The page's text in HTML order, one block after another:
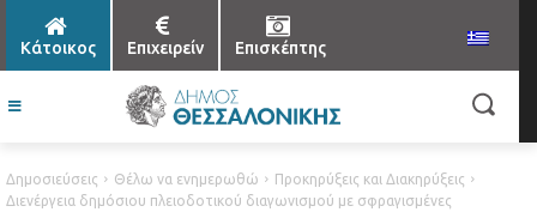
Κάτοικος Επιχειρείν Επισκέπτης
Δημοσιεύσεις Θέλω να ενημερωθώ
Προκηρύξεις και Διακηρύξεις
Διενέργεια δημόσιου πλειοδοτικού διαγωνισμού με σφραγισμένες